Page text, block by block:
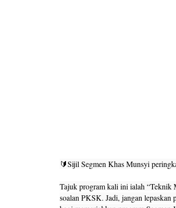
🔰Sijil Segmen Khas Munsyi
Tajuk program kali ini ialah “Teknik
soalan PKSK. Jadi, jangan lepaskan